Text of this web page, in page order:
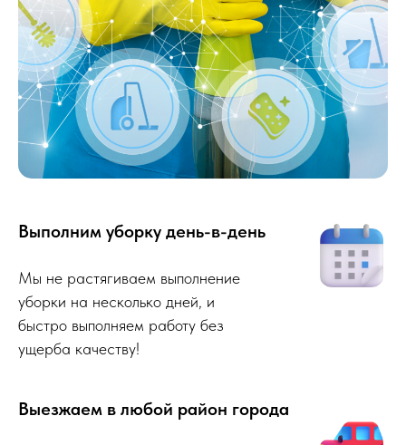
Выполним уборку день-в-день
Мы не растягиваем выполнение
уборки на несколько дней, и
быстро выполняем работу без
ущерба качеству!
Выезжаем в любой район города